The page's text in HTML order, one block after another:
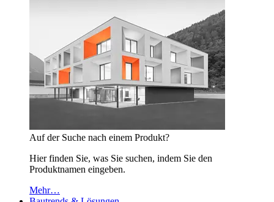
Auf der Suche nach einem Produkt?
Hier finden Sie, was Sie suchen, indem Sie den
Produktnamen eingeben.
Mehr…